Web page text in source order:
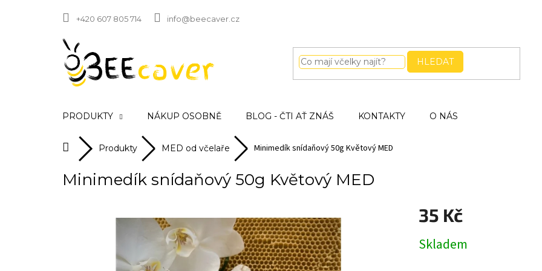
+420 607 805 714 info@beecaver.cz
HLEDAT
PRODUKTY NÁKUP OSOBNĚ BLOG - ČTI AŤ ZNÁŠ KONTAKTY O NÁS
DomůProdukty MED od včelaře Minimedík snídaňový 50g Květový MED
Minimedík snídaňový 50g Květový MED
35 Kč
cena:
Skladem